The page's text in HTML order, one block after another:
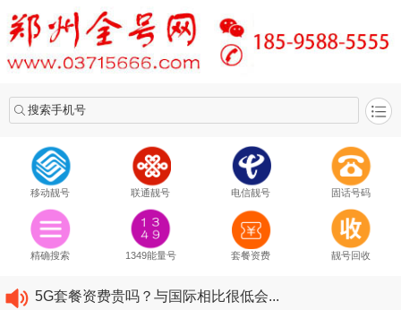
搜索手机号
移动靓号 联通靓号 电信靓号 固话号码
精确搜索 1349能量号 套餐资费 靓号回收
2020​移动最新套餐资费...
2020​联通最新套餐资费...
5G套餐资费贵吗？与国际相比很低会...